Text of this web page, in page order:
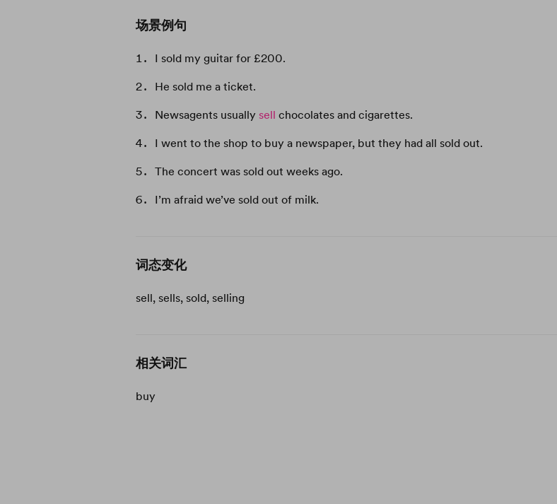
场景例句
I sold my guitar for £200.
He sold me a ticket.
Newsagents usually sell chocolates and cigarettes.
I went to the shop to buy a newspaper, but they had all sold out.
The concert was sold out weeks ago.
I’m afraid we’ve sold out of milk.
词态变化
sell, sells, sold, selling
相关词汇
buy